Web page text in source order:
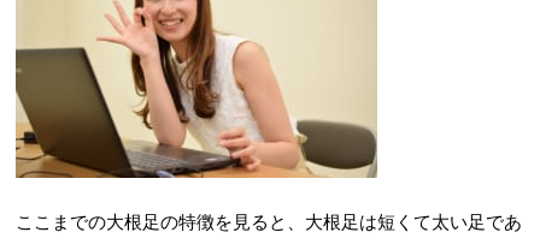
ここまでの大根足の特徴を見ると、大根足は短くて太い足であ